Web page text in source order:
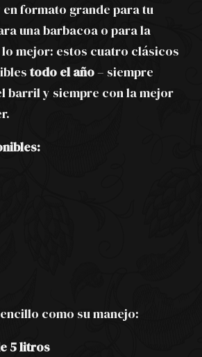
formato grande para tu
una barbacoa o para la
mejor: estos cuatro clásicos
todo el año– siempre
barril y siempre con la mejor
como su manejo:
5 litros